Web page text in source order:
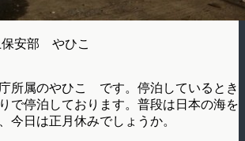
保安部 やひこ
所属のやひこ です。停泊しているとき
で停泊しております。普段は日本の海を
今日は正月休みでしょうか。